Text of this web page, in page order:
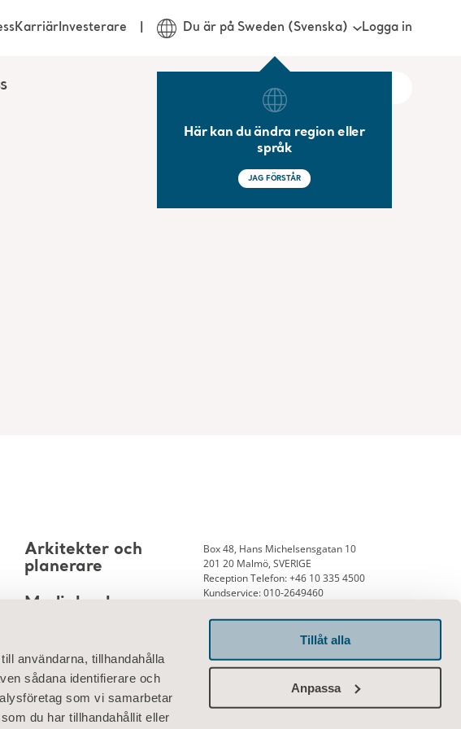
användarna, tillhandahålla
sådana identifierare och
som vi samarbetar
du har tillhandahållit eller
Tillåt alla
Anpassa
KarriärInvesterare Du är på Sweden (Svenska)
Här kan du ändra region eller
språk
JAG FÖRSTÅR
Logga in
Arkitekter och
planerare
Mediabank
Box 48, Hans Michelsensgatan 10
201 20 Malmö, SVERIGE
Reception Telefon: +46 10 335 4500
Kundservice: 010-2649460
Kontakta oss